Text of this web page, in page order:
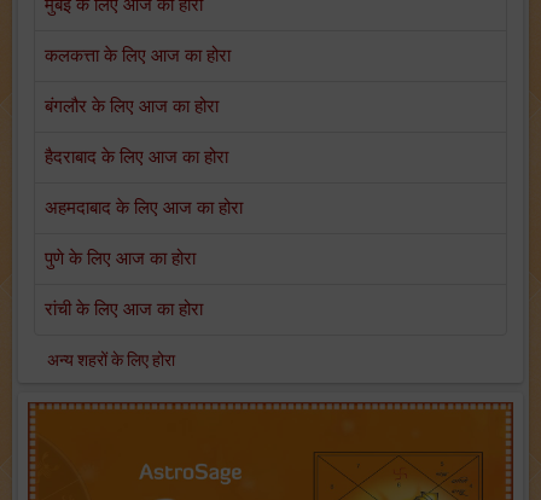
मुंबई के लिए आज का होरा
कलकत्ता के लिए आज का होरा
बंगलौर के लिए आज का होरा
हैदराबाद के लिए आज का होरा
अहमदाबाद के लिए आज का होरा
पुणे के लिए आज का होरा
रांची के लिए आज का होरा
अन्य शहरों के लिए होरा